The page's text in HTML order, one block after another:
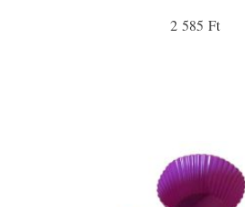
2 585 Ft